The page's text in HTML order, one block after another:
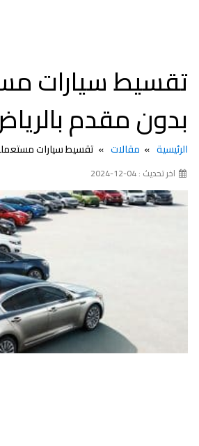
تقسيط سيارات
بدون مقدم
الرئيسية مقالات تقسيط سيارات
اخر تحديث : 04-12-2024